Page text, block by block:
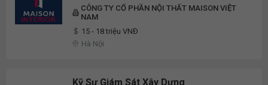
CÔNG TY CỔ PHẦN NỘI THẤT MAISON VIỆT
NAM
15 - 18 triệu VNĐ
Hà Nội
Kỹ Sư Giám Sát Xây Dựng